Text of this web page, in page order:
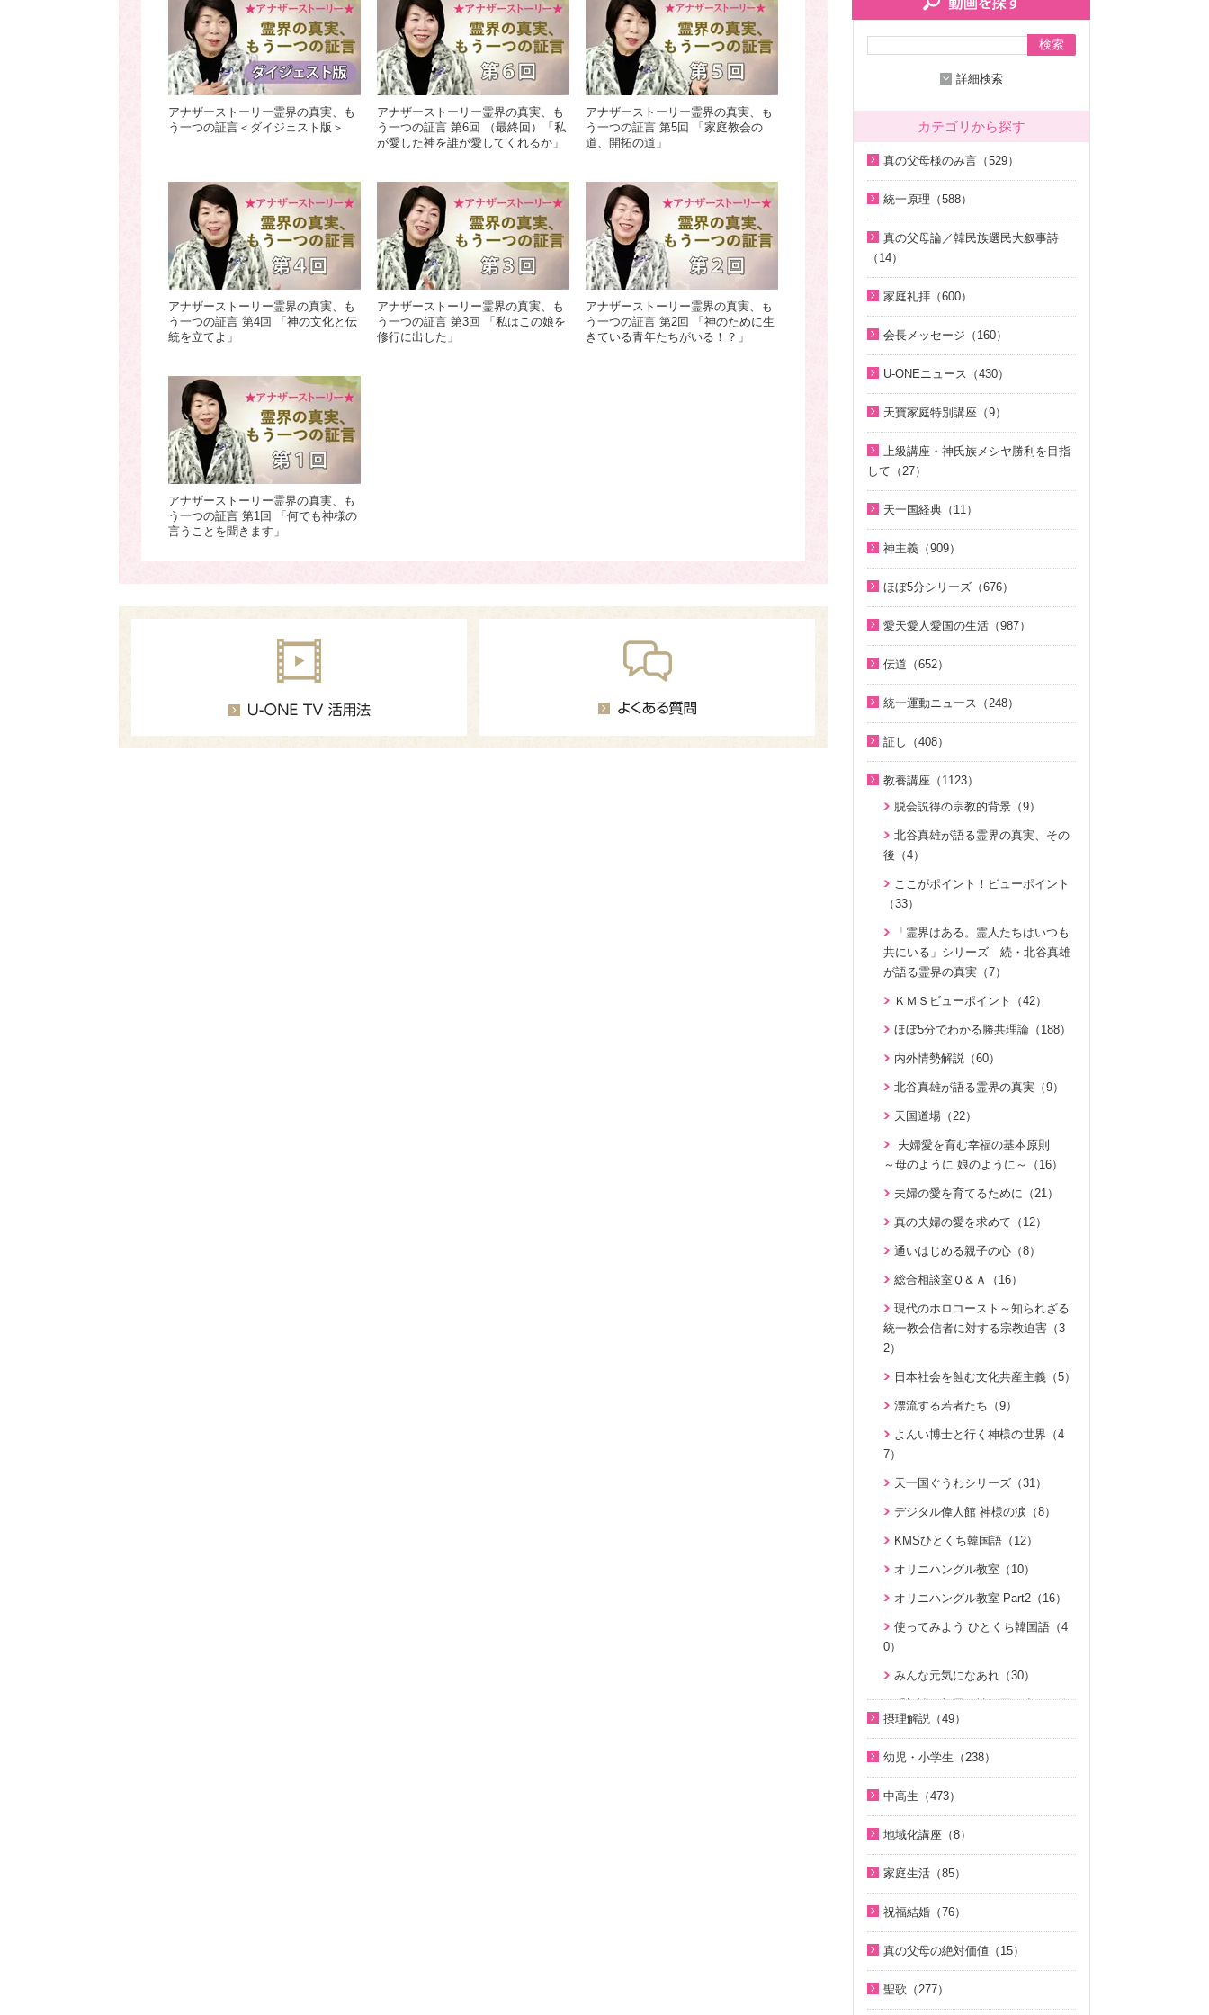
アナザーストーリー霊界の真実、も
う一つの証言＜ダイジェスト版＞
アナザーストーリー霊界の真実、も
う一つの証言 第6回 （最終回）「私
が愛した神を誰が愛してくれるか」
アナザーストーリー霊界の真実、も
う一つの証言 第5回 「家庭教会の
道、開拓の道」
アナザーストーリー霊界の真実、も
う一つの証言 第4回 「神の文化と伝
統を立てよ」
アナザーストーリー霊界の真実、も
う一つの証言 第3回 「私はこの娘を
修行に出した」
アナザーストーリー霊界の真実、も
う一つの証言 第2回 「神のために生
きている青年たちがいる！？」
アナザーストーリー霊界の真実、も
う一つの証言 第1回 「何でも神様の
言うことを聞きます」
検索
詳細検索
カテゴリから探す
真の父母様のみ言（529）
2000年代（7）
1980年代（27）
1970年代（9）
幸運の言葉（77）
相と価値（真の父母論）（8）
韓民族選民大叙事詩（6）
統一原理（588）
天の摂理からみた真の父母様の位
韓民族選民大叙事詩（6）
脱会説得の宗教的背景（9）
そうだったのか！人類一家族（1
8）
そうだったのか！統一原理（34）
ほぼ5分でわかる統一原理（153）
ほぼ5分でわかる祝福結婚Q&A（7
２１日修練会教育教材（33）
真の幸せ講座（15）
シリーズ『原理講論』を読む（2
0）
統一原理（14）
ゴッディズム（19）
7）
神主義講座（10）
北谷真雄氏が語る統一原理＆証し
（21）
二世のための祝福結婚講座（38）
VIDEO de 訓読『原理講論』（4
2）
続・二世のための祝福結婚講座（1
0）
真の父母論／韓民族選民大叙事詩
（14）
相と価値（真の父母論）（8）
韓民族選民大叙事詩（6）
家庭礼拝（600）
中高生のためのWeb礼拝（192）
聖歌（歌入り）（88）
聖歌（ピアノ伴奏）（57）
韓国語聖歌（49）
ジュニアのための礼拝（108）
拝（32）
全国オンライン礼拝（1）
会長メッセージ（160）
2022年（1）
2020年（24）
2019年（18）
2018年（20）
2017年（10）
2015年（10）
2014年（10）
2013年（9）
2009年（5）
2008年（1）
U-ONEニュース（430）
2024年（26）
2022年（38）
2021年（47）
2020年（49）
2018年（50）
2017年（50）
2016年（49）
天寶家庭特別講座（9）
上級講座・神氏族メシヤ勝利を目指
して（27）
2. 神氏族メシヤ講座（8）
3. HJ天宙天寶修錬苑講座（3）
コミュニケーション講座（2）
天一国経典（11）
神主義（909）
家庭連合Web教会 礼拝説教（55）
そうだったのか！人類一家族（1
ほぼ5分でわかる祝福結婚Q&A（7
ほぼ5分で分かる勝共理論（188）
ジュニアのための礼拝（108）
原理教室補助教材（10）
世界平和のためのビジョン講座（1
統一思想入門（7）
勝共思想入門（4）
統一運動解説（29）
「真の家庭」の十字架路程と勝利
（7）
復帰摂理歴史の流れと環太平洋時
アボニム 少年時代・青年時代
拝（31）
天の御国から（12）
HEAVENLY WORLD（9）
ゆうこおねえさんのビデオかみし
ばい（15）
ばい（4）
「朗読の部屋」みんなのポケット
マルスム（2）
鮮明先生の日本語による御言集 特別
8）
VIDEO de 訓読『原理講論』（4
2）
0）
デジタルリマスター版（17）
ほぼ5分シリーズ（676）
ほぼ5分でわかる祝福結婚Q&A（7
せな人生の極意！（219）
8）
愛天愛人愛国の生活（987）
皆様へ（1）
北谷真雄氏が語る統一原理＆証し
（21）
韓国語聖歌（49）
祝福家庭を愛する真の父母（8）
U-ONE TV ザ・インタビュー（3
二世が語る～僕らの未来（3）
夫婦の愛を育てるために（21）
ＶＩＳＩＯＮ２０２０最前線（2
9）
家庭連合Web教会 礼拝説教（55）
生活（23）
天の御国から（12）
HEAVENLY WORLD（9）
心を開けば（6）
ハートフル・ストーリー（7）
聖歌 ギターアレンジ（8）
幸せになるためのコミュニケーシ
ョン講座（28）
ＴＨＥ ＮＥＷ ＶＩＳＩＯＮ（3）
統一運動PHOTOアルバム（28）
炎の伝道師 松本道子の奮戦記（1
1）
氏族的メシヤ講座（7）
ファミリーコミュニケーション講
＞（7）
ユダヤ・キリスト教講座（43）
（8）
シリーズ霊的集団の誤りを正す 第
シリーズ霊的集団の誤りを正す 第
３弾（8）
天国道場 エピソード１（5）
天国道場 エピソード２（5）
天国道場 エピソード３（5）
通いはじめる親子の心（8）
サタンの誘惑（5）
KMSザ・インタビュー（8）
伝道（652）
祝福紹介（131）
統一運動紹介（19）
統一運動ニュース（248）
2000年代（75）
1980年代（4）
1970年代（5）
証し（408）
（15）
直接見た父母様の愛の姿 ～ 阿部
公子さんの証し（9）
真実一路 ～ 松山貢三 魂の叫び（1
2）
北谷真雄が語る霊界の真実、その
後（4）
阿部知行（777双）が証す 父母の
愛に触れた日々（10）
神霊と真理に満たされて 777双 阿
部公子さんの証し（5）
証シリーズ 真のお母様、感謝しま
す（46）
証シリーズ 真のお母様、感謝しま
す（ナレーション入り）（46）
北谷真雄が語る霊界の真実（8）
「霊界はある。霊人たちはいつも
共にいる」シリーズ 続・北谷真雄
が語る霊界の真実（7）
北谷真雄が語る霊界の真実、再び
（7）
北谷真雄氏が語る統一原理＆証し
（21）
祝福家庭を愛する真の父母（8）
自叙伝 真の父母様のみ跡を慕って
（28）
周藤健先生自叙伝（43）
統一教会蘇生期を語る（10）
父母様の愛（3）
ハートフル・ストーリー（7）
証、講演（20）
KMSザ・インタビュー（9）
8）
夫婦愛を育む幸福の基本原則
～母のように 娘のように～（16）
思い出の聖歌エピソード動画（4）
教養講座（1123）
脱会説得の宗教的背景（9）
北谷真雄が語る霊界の真実、その
後（4）
ここがポイント！ビューポイント
（33）
「霊界はある。霊人たちはいつも
共にいる」シリーズ 続・北谷真雄
が語る霊界の真実（7）
ＫＭＳビューポイント（42）
ほぼ5分でわかる勝共理論（188）
内外情勢解説（60）
北谷真雄が語る霊界の真実（9）
天国道場（22）
夫婦愛を育む幸福の基本原則
～母のように 娘のように～（16）
夫婦の愛を育てるために（21）
真の夫婦の愛を求めて（12）
通いはじめる親子の心（8）
総合相談室Ｑ＆Ａ（16）
現代のホロコースト～知られざる
統一教会信者に対する宗教迫害（3
2）
日本社会を蝕む文化共産主義（5）
漂流する若者たち（9）
よんい博士と行く神様の世界（4
7）
天一国ぐうわシリーズ（31）
デジタル偉人館 神様の涙（8）
KMSひとくち韓国語（12）
オリニハングル教室（10）
オリニハングル教室 Part2（16）
使ってみよう ひとくち韓国語（4
0）
みんな元気になあれ（30）
「朗読の部屋」神の国の小さな物
語（14）
こころの四季（20）
ユダヤ・キリスト教講座＜基礎編
＞（7）
ユダヤ・キリスト教講座（43）
天民化教育講座（7）
ＴＨＥ ＮＥＷ ＶＩＳＩＯＮ（3）
天国道場 エピソード１（5）
天国道場 エピソード２（5）
摂理解説（49）
（4）
幼児・小学生（238）
（32）
小学生のための原理講義（12）
（2）
よんい博士と行く神様の世界（4
7）
デジタル偉人館 神様の涙（8）
ゆうこおねえさんのビデオかみし
ばい（19）
中高生（473）
8）
ジュニアのための礼拝（108）
Eternal Love / Hyo Jin Moon（1
地域化講座（8）
家庭生活（85）
～母のように 娘のように～（16）
夫婦の愛を育てるために（21）
祝福結婚（76）
親セミナー（10）
真の父母の絶対価値（15）
聖歌（277）